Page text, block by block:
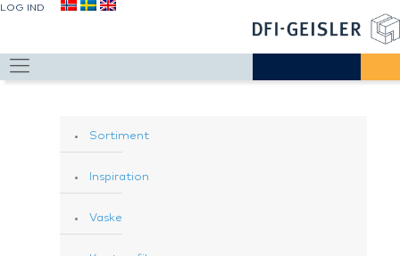
LOG IND
Sortiment
Inspiration
Vaske